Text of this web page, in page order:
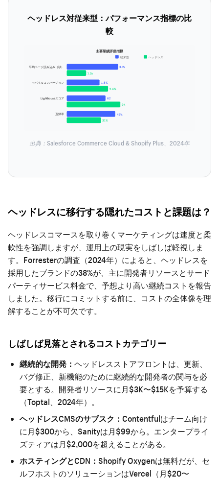
ヘッドレス対従来型：パフォーマンス指標の比
較
主要業績評価指標
従来型 ヘッドレス
平均ページ読み込み（秒）
3.2s
1.2s
モバイルコンバージョン
1.8%
2.4%
Lighthouseスコア
62
94
直帰率
47%
31%
出典：Salesforce Commerce Cloud & Shopify Plus、2024年
ヘッドレスに移行する隠れたコストと課題は？
ヘッドレスコマースを取り巻くマーケティングは速度と柔
軟性を強調しますが、運用上の現実をしばしば軽視しま
す。Forresterの調査（2024年）によると、ヘッドレスを
採用したブランドの38%が、主に開発者リソースとサード
パーティサービス料金で、予想より高い継続コストを報告
しました。移行にコミットする前に、コストの全体像を理
解することが不可欠です。
しばしば見落とされるコストカテゴリー
継続的な開発： ヘッドレスストアフロントは、更新、
バグ修正、新機能のために継続的な開発者の関与を必
要とする。開発者リソースに月$3K〜$15Kを予算する
（Toptal、2024年）。
ヘッドレスCMSのサブスク： Contentfulはチーム向け
に月$300から、Sanityは月$99から。エンタープライ
ズティアは月$2,000を超えることがある。
ホスティングとCDN： Shopify Oxygenは無料だが、セ
ルフホストのソリューションはVercel（月$20〜